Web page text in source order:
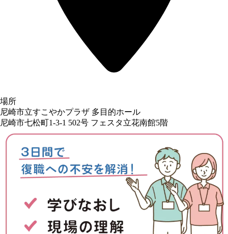
場所
尼崎市立すこやかプラザ 多目的ホール
尼崎市七松町1-3-1 502号 フェスタ立花南館5階